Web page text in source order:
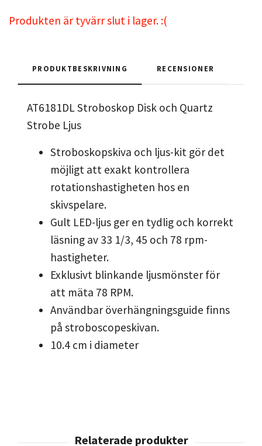
Produkten är tyvärr slut i lager. :(
PRODUKTBESKRIVNING RECENSIONER
AT6181DL Stroboskop Disk och Quartz
Strobe Ljus
Stroboskopskiva och ljus-kit gör det
möjligt att exakt kontrollera
rotationshastigheten hos en
skivspelare.
Gult LED-ljus ger en tydlig och korrekt
läsning av 33 1/3, 45 och 78 rpm-
hastigheter.
Exklusivt blinkande ljusmönster för
att mäta 78 RPM.
Användbar överhängningsguide finns
på stroboscopeskivan.
10.4 cm i diameter